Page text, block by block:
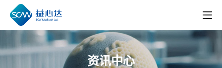
资讯中心